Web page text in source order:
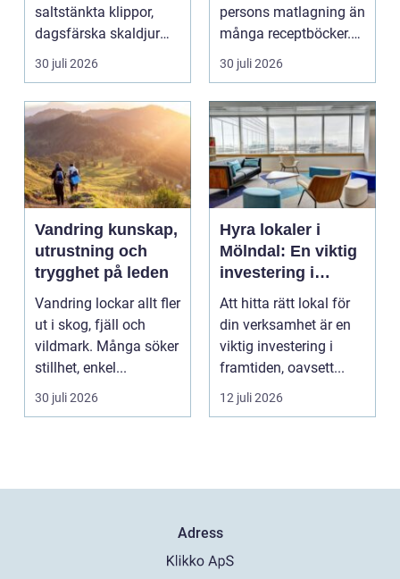
saltstänkta klippor,
dagsfärska skaldjur
och genuina smak...
30 juli 2026
persons matlagning än
många receptböcker.
Med några nypor rätt
s...
30 juli 2026
Vandring kunskap,
utrustning och
trygghet på leden
Vandring lockar allt fler
ut i skog, fjäll och
vildmark. Många söker
stillhet, enkel...
30 juli 2026
Hyra lokaler i
Mölndal: En viktig
investering i
framtiden
Att hitta rätt lokal för
din verksamhet är en
viktig investering i
framtiden, oavsett...
12 juli 2026
Adress